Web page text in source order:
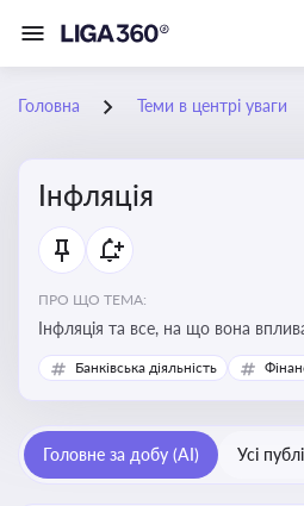
Головна Теми в центрі уваги
Інфляція
ПРО ЩО ТЕМА:
Інфляція та все, на що вона
Банківська діяльність
Головне за добу (AI) Усі